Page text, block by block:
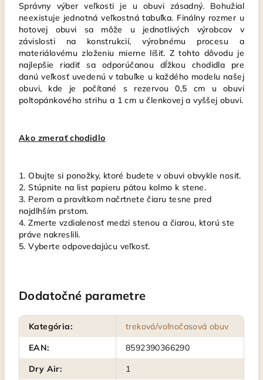
Správny výber veľkosti je u obuvi zásadný. Bohužial
neexistuje jednotná veľkostná tabuľka. Finálny rozmer u
hotovej obuvi sa môže u jednotlivých výrobcov v
závislosti na konstrukcií, výrobnému procesu a
materiálovému zloženiu mierne líšiť. Z tohto dôvodu je
najlepšie riadiť sa odporúčanou dĺžkou chodidla pre
danú veľkosť uvedenú v tabuľke u každého modelu našej
obuvi, kde je počítané s rezervou 0,5 cm u obuvi
poltopánkového strihu a 1 cm u členkovej a vyššej obuvi.
Ako zmerať chodidlo
1. Obujte si ponožky, ktoré budete v obuvi obvykle nosiť.
2. Stúpnite na list papieru pätou kolmo k stene.
3. Perom a pravítkom načrtnete čiaru tesne pred
najdlhším prstom.
4. Zmerte vzdialenosť medzi stenou a čiarou, ktorú ste
práve nakreslili.
5. Vyberte odpovedajúcu veľkosť.
Dodatočné parametre
Kategória:
treková/voľnočasová obuv
EAN:
8592390366290
Dry Air: 1